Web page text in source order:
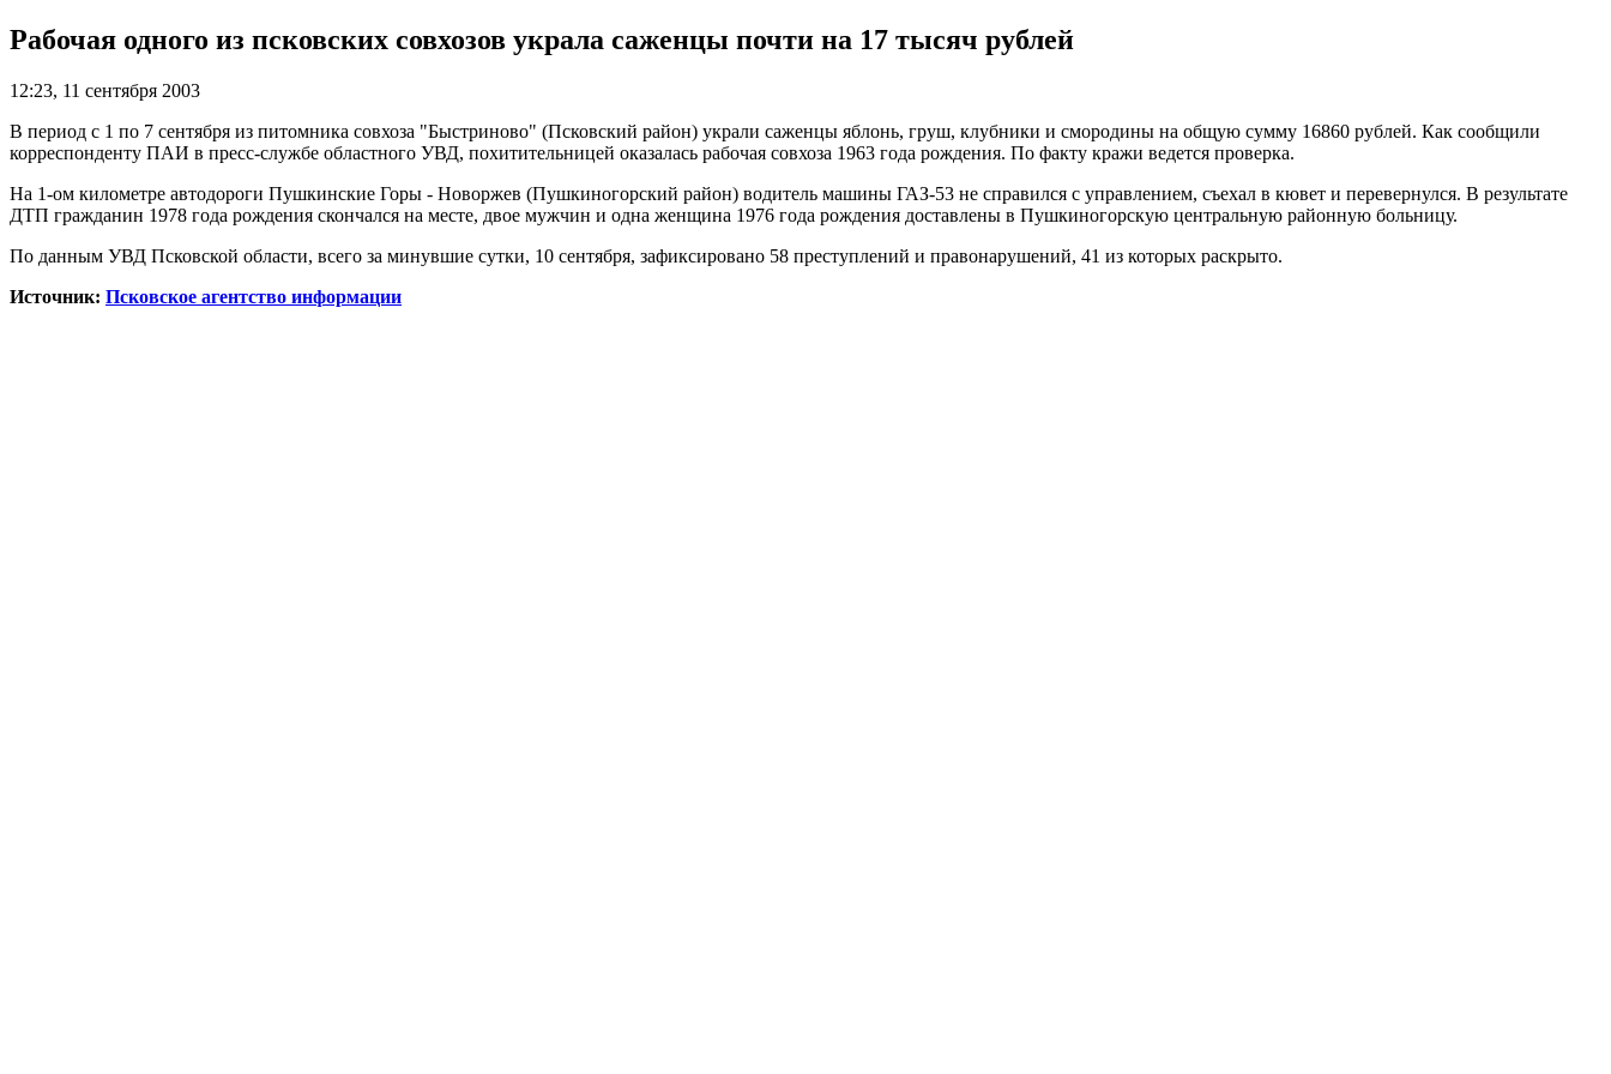
Рабочая одного из псковских совхозов украла саженцы почти на 17 тысяч рублей
12:23, 11 сентября 2003
В период с 1 по 7 сентября из питомника совхоза "Быстриново" (Псковский район) украли саженцы яблонь, груш, клубники и смородины на общую сумму 16860 рублей. Как сообщили
корреспонденту ПАИ в пресс-службе областного УВД, похитительницей оказалась рабочая совхоза 1963 года рождения. По факту кражи ведется проверка.
На 1-ом километре автодороги Пушкинские Горы - Новоржев (Пушкиногорский район) водитель машины ГАЗ-53 не справился с управлением, съехал в кювет и перевернулся. В результате
ДТП гражданин 1978 года рождения скончался на месте, двое мужчин и одна женщина 1976 года рождения доставлены в Пушкиногорскую центральную районную больницу.
По данным УВД Псковской области, всего за минувшие сутки, 10 сентября, зафиксировано 58 преступлений и правонарушений, 41 из которых раскрыто.
Источник: Псковское агентство информации